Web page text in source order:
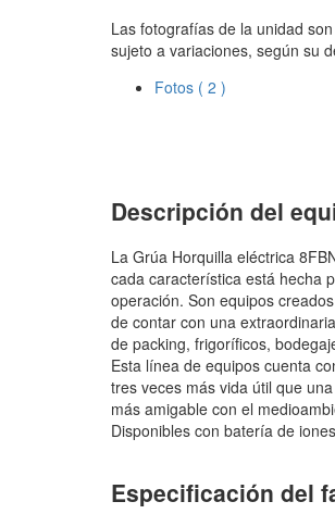
Las fotografías de la unidad
sujeto a variaciones, según su
Fotos ( 2 )
Descripción del
La Grúa Horquilla eléctrica
cada característica está hecha
operación. Son equipos
de contar con una
de packing, frigoríficos,
Esta línea de equipos cuenta
tres veces más vida útil que
más amigable con el
Disponibles con batería de
Especificación del